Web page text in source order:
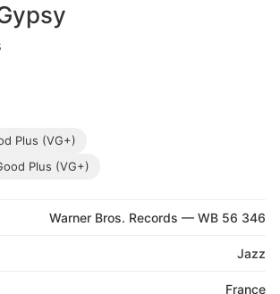
Plus (VG+)
Plus (VG+)
Warner Bros. Records — WB 56 346
Jazz
France